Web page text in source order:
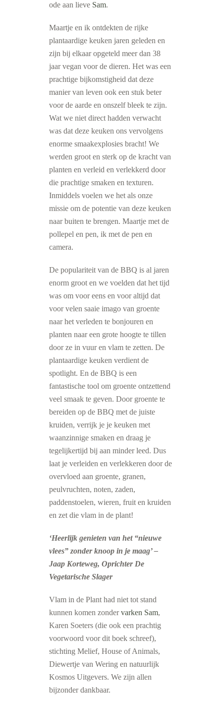
ode aan lieve Sam.
Maartje en ik ontdekten de rijke
plantaardige keuken jaren geleden en
zijn bij elkaar opgeteld meer dan 38
jaar vegan voor de dieren. Het was een
prachtige bijkomstigheid dat deze
manier van leven ook een stuk beter
voor de aarde en onszelf bleek te zijn.
Wat we niet direct hadden verwacht
was dat deze keuken ons vervolgens
enorme smaakexplosies bracht! We
werden groot en sterk op de kracht van
planten en verleid en verlekkerd door
die prachtige smaken en texturen.
Inmiddels voelen we het als onze
missie om de potentie van deze keuken
naar buiten te brengen. Maartje met de
pollepel en pen, ik met de pen en
camera.
De populariteit van de BBQ is al jaren
enorm groot en we voelden dat het tijd
was om voor eens en voor altijd dat
voor velen saaie imago van groente
naar het verleden te bonjouren en
planten naar een grote hoogte te tillen
door ze in vuur en vlam te zetten. De
plantaardige keuken verdient de
spotlight. En de BBQ is een
fantastische tool om groente ontzettend
veel smaak te geven. Door groente te
bereiden op de BBQ met de juiste
kruiden, verrijk je je keuken met
waanzinnige smaken en draag je
tegelijkertijd bij aan minder leed. Dus
laat je verleiden en verlekkeren door de
overvloed aan groente, granen,
peulvruchten, noten, zaden,
paddenstoelen, wieren, fruit en kruiden
en zet die vlam in de plant!
‘Heerlijk genieten van het “nieuwe
vlees” zonder knoop in je maag’ –
Jaap Korteweg, Oprichter De
Vegetarische Slager
Vlam in de Plant had niet tot stand
kunnen komen zondervarken Sam,
Karen Soeters (die ook een prachtig
voorwoord voor dit boek schreef),
stichting Melief, House of Animals,
Diewertje van Wering en natuurlijk
Kosmos Uitgevers. We zijn allen
bijzonder dankbaar.